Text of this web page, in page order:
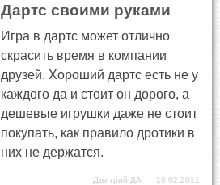
Дартс своими руками
Игра в дартс может отлично
скрасить время в компании
друзей. Хороший дартс есть не у
каждого да и стоит он дорого, а
дешевые игрушки даже не стоит
покупать, как правило дротики в
них не держатся.
Дмитрий ДА 16.02.2011